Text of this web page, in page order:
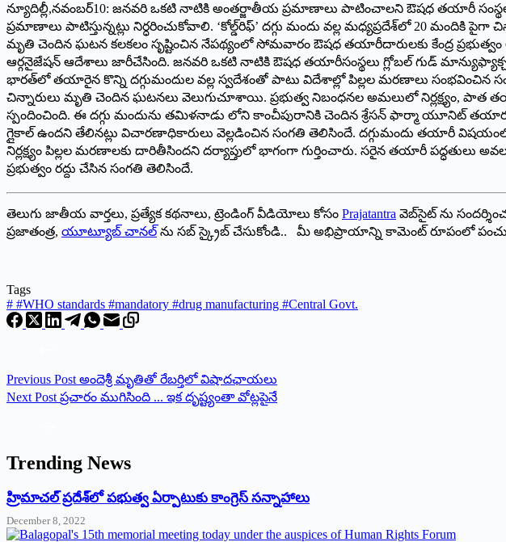
‌న్యూదిల్లీ,నవంబర్‌10: ‌జనవరి ఒకటి నాటికి అంతర్జాతీయ ప్రమాణాలు పాటించాలని ఔషధ తయారీ
ప్రమాణాలు పాటిస్తున్నట్లు నిర్ధరించుకోవాలి. ‘కోల్డ్‌రిఫ్‌’ ‌దగ్గు మందు వల్ల మధ్యప్రదేశ్‌లో 20 మందికి
మృతి చెందిన ఘటన కలకలం సృష్టించిన నేపథ్యంలో సోమవారం ఔషధ తయారీదారులకు కేంద్ర ప్రభుత్వం
ఆర్గనైజేషన్‌ ఆదేశాలు జారీచేసింది. జనవరి ఒకటి నాటికి ఔషధ తయారీసంస్థలు గ్లోబల్‌ ‌గుడ్‌
భారత్‌లో తయారైన కొన్ని దగ్గుమందుల వల్ల స్వదేశంతో పాటు విదేశాల్లో పిల్లల మరణాలు
చిన్నారులు మృతి చెందిన ఘటనలు వెలుగుచూశాయి. ప్రభుత్వ నిబంధనల అమలులో నిర్లక్ష్యం,
స్పందించింది. ఈ దగ్గు మందును తమిళనాడు లోని కాంచీపురానికి చెందిన శ్రేసన్‌ ‌ఫార్మా యూనిట్‌
‌గ్లైకాల్‌ ఉం‌దని తేలినట్లు విచారణాధికారులు వెల్లడించిన సంగతి తెలిసిందే. దగ్గుమందు తయారీ
నిర్లక్ష్యం పిల్లల మరణాలకు దారితీసిందని దర్యాప్తులో భాగంగా గుర్తించారు. సరైన తయారీ పద్ధతులు
ప్రభుత్వం రద్దు చేసిన సంగతి తెలిసిందే.
తెలుగు జాతీయ వార్తలు, ప్రత్యేక కథనాలు, ట్రెండింగ్ వీడియోలు కోసం Prajatantra వెబ్‌సైట్ ను
ప్రజాతంత్ర, యూట్యూబ్ చానల్ ను సబ్ స్క్రైబ్ చేసుకోండి.. మీ అభిప్రాయాన్ని కామెంట్ రూపంలో
Tags
# #WHO standards #mandatory #drug manufacturing #Central Govt.
Previous Post అందెశ్రీ మృతితో రేబర్తిలో విషాదఛాయలు
Next Post ప్రచారం ముగిసింది ... ఇక దృష్ట్యంతా వోట్లపైనే
Trending News
‌హ్రిమాచల్‌ ‌ప్రదేశ్‌లో పభుత్వ ఏర్పాటుకు కాంగ్రెస్‌ ‌సన్నాహాలు
December 8, 2022